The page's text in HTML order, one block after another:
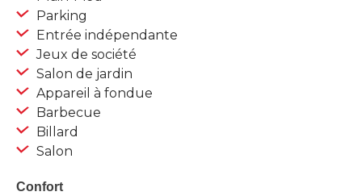
Parking
Entrée indépendante
Jeux de société
Salon de jardin
Appareil à fondue
Barbecue
Billard
Salon
Confort